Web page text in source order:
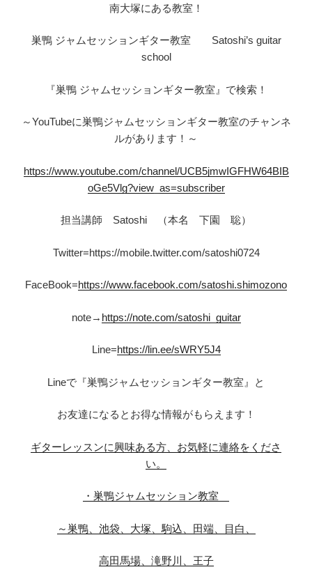
南大塚にある教室！
巣鴨 ジャムセッションギター教室 Satoshi’s guitar
school
『巣鴨 ジャムセッションギター教室』で検索！
～YouTubeに巣鴨ジャムセッションギター教室のチャンネ
ルがあります！～
https://www.youtube.com/channel/UCB5jmwIGFHW64BIB
oGe5Vlg?view_as=subscriber
担当講師 Satoshi （本名 下園 聡）
Twitter=https://mobile.twitter.com/satoshi0724
FaceBook=https://www.facebook.com/satoshi.shimozono
note→ https://note.com/satoshi_guitar
Line=https://lin.ee/sWRY5J4
Lineで『巣鴨ジャムセッションギター教室』と
お友達になるとお得な情報がもらえます！
ギターレッスンに興味ある方、お気軽に連絡をくださ
い。
・巣鴨ジャムセッション教室
～巣鴨、池袋、大塚、駒込、田端、目白、
高田馬場、滝野川、王子